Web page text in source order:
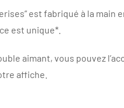
est fabriqué à la
est unique*.
aimant, vous pouvez
affiche.